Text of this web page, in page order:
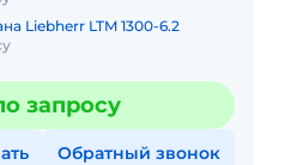
Liebherr LTM 1300-6.2
запросу
Обратный звонок